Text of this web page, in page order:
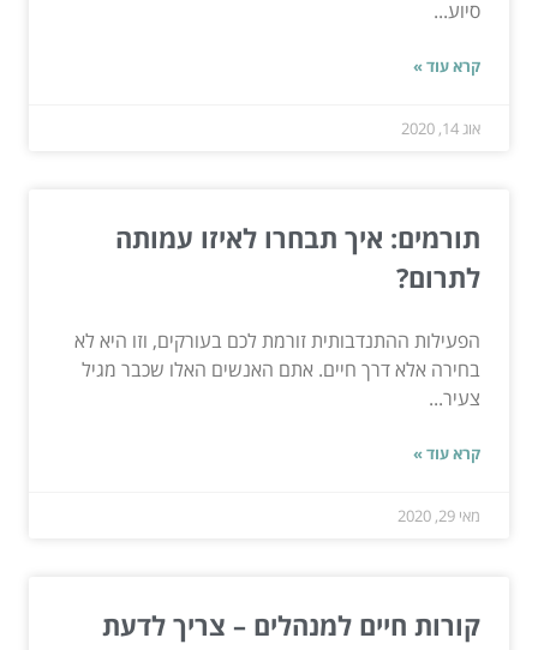
סיוע...
קרא עוד »
אוג 14, 2020
תורמים: איך תבחרו לאיזו עמותה
לתרום?
הפעילות ההתנדבותית זורמת לכם בעורקים, וזו היא לא
בחירה אלא דרך חיים. אתם האנשים האלו שכבר מגיל
צעיר...
קרא עוד »
מאי 29, 2020
קורות חיים למנהלים – צריך לדעת